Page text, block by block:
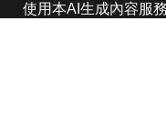
使用本AI生成內容服